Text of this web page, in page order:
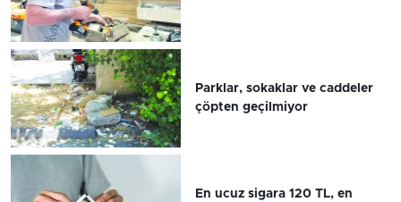
Parklar, sokaklar ve caddeler
çöpten geçilmiyor
En ucuz sigara 120 TL, en